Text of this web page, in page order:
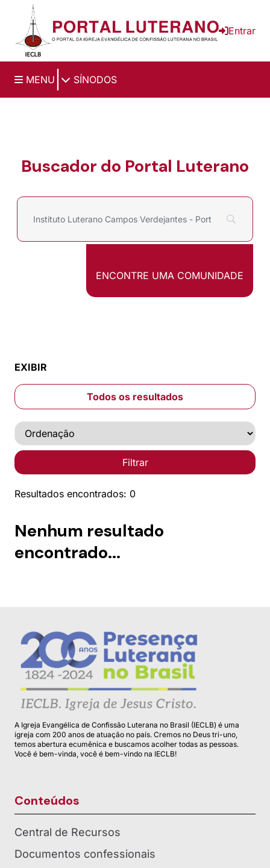
Ir para o conteúdo principal
Entrar
MENU SÍNODOS
Buscador do Portal Luterano
ENCONTRE UMA COMUNIDADE
EXIBIR
Todos os resultados
Filtrar
Resultados encontrados: 0
Nenhum resultado
encontrado...
A Igreja Evangélica de Confissão Luterana no Brasil (IECLB) é uma
igreja com 200 anos de atuação no país. Cremos no Deus tri-uno,
temos abertura ecumênica e buscamos acolher todas as pessoas.
Você é bem-vinda, você é bem-vindo na IECLB!
Conteúdos
Central de Recursos
Documentos confessionais